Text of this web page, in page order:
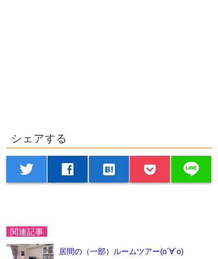
シェアする
twitter facebook hatenabookmark line
関連記事
居間の（一部）ルームツアー(о´∀`о)